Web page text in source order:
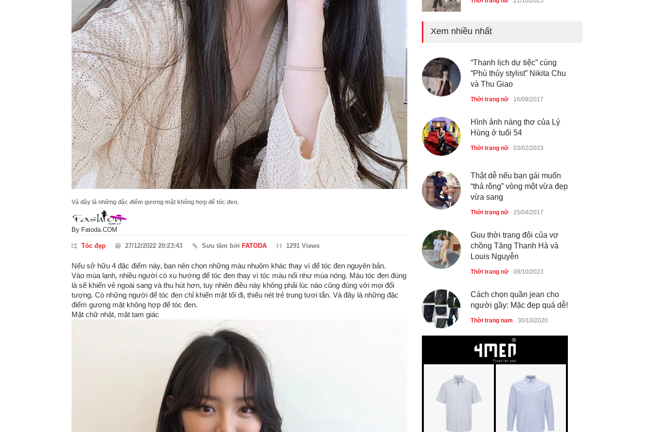
Và đây là những đặc điểm gương mặt không hợp để tóc đen.
By Fatoda.COM
Tóc đẹp 27/12/2022 20:23:43 Sưu tầm bởi FATODA 1291 Views
Nếu sở hữu 4 đặc điểm này, bạn nên chọn những màu nhuộm khác thay vì để tóc đen nguyên bản.
Vào mùa lạnh, nhiều người có xu hướng để tóc đen thay vì tóc màu nổi như mùa nóng. Màu tóc đen đúng
là sẽ khiến vẻ ngoài sang và thu hút hơn, tuy nhiên điều này không phải lúc nào cũng đúng với mọi đối
tượng. Có những người để tóc đen chỉ khiến mặt tối đi, thiếu nét trẻ trung tươi tắn. Và đây là những đặc
điểm gương mặt không hợp để tóc đen.
Mặt chữ nhật, mặt tam giác
Chiếc áo dài cưới của Hoa
21/10/2025
GAP Hoodie biểu tượng
Thời trang nữ 21/10/2025
Xem nhiều nhất
“Thanh lịch dự tiệc” cùng
“Phù thủy stylist” Nikita Chu
và Thu Giao
Thời trang nữ 16/08/2017
Hình ảnh nàng thơ của Lý
Hùng ở tuổi 54
Thời trang nữ 03/02/2023
Thật dễ nếu bạn gái muốn
“thả rông” vòng một vừa đẹp
vừa sang
Thời trang nữ 25/04/2017
Guu thời trang đôi của vợ
chồng Tăng Thanh Hà và
Louis Nguyễn
Thời trang nữ 09/10/2023
Cách chọn quần jean cho
người gầy: Mặc đẹp quá dễ!
Thời trang nam 30/10/2020